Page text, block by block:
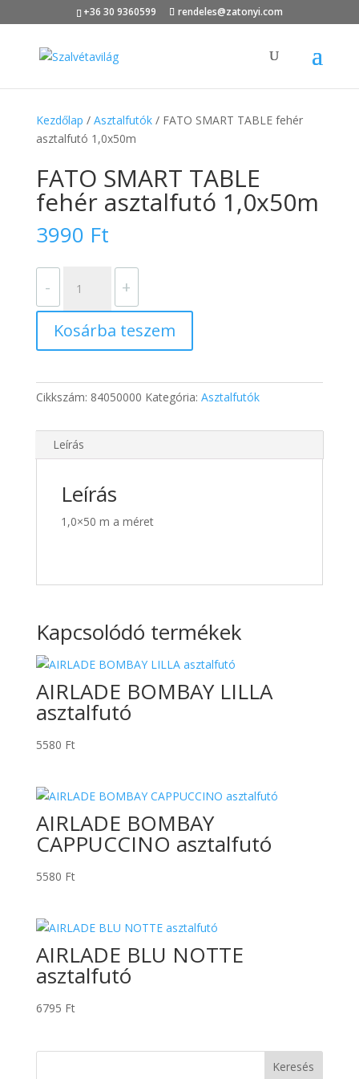
+36 30 9360599 rendeles@zatonyi.com
Kezdőlap / Asztalfutók/ FATO SMART TABLE fehér
asztalfutó 1,0x50m
FATO SMART TABLE
fehér asztalfutó 1,0x50m
3990 Ft
-
SMART
TABLE
fehér
asztalfutó
mennyiség
+
Kosárba teszem
Cikkszám: 84050000 Kategória: Asztalfutók
Leírás
Leírás
1,0×50 m a méret
Kapcsolódó termékek
AIRLADE BOMBAY LILLA
asztalfutó
5580 Ft
AIRLADE BOMBAY
CAPPUCCINO asztalfutó
5580 Ft
AIRLADE BLU NOTTE
asztalfutó
6795 Ft
Keresés